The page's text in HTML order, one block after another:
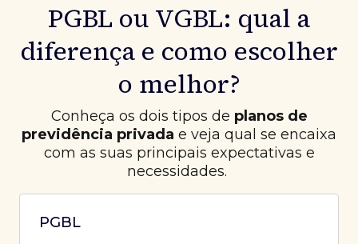
PGBL ou VGBL: qual a
diferença e como escolher
o melhor?
Conheça os dois tipos de planos de
previdência privada e veja qual se encaixa
com as suas principais expectativas e
necessidades.
PGBL